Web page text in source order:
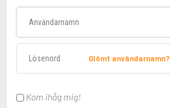
Glömt användarnamn?
Kom ihåg mig!